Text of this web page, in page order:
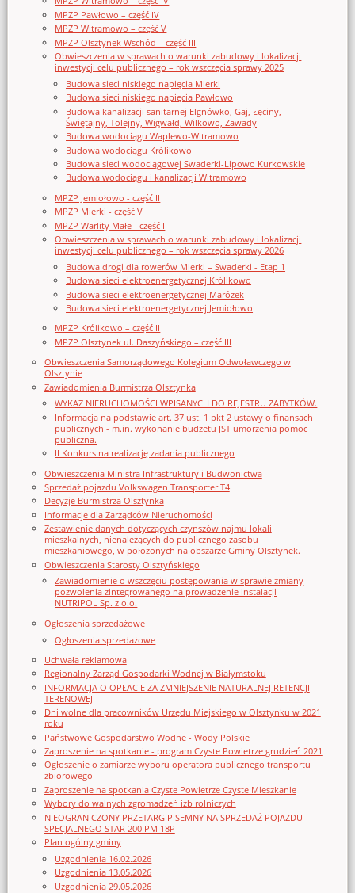
MPZP Pawłowo – część IV
MPZP Witramowo – część V
MPZP Olsztynek Wschód – część III
Obwieszczenia w sprawach o warunki zabudowy i lokalizacji
inwestycji celu publicznego – rok wszczęcia sprawy 2025
Budowa sieci niskiego napięcia Mierki
Budowa sieci niskiego napięcia Pawłowo
Budowa kanalizacji sanitarnej Elgnówko, Gaj, Łęciny,
Świętajny, Tolejny, Wigwałd, Wilkowo, Zawady
Budowa wodociągu Waplewo-Witramowo
Budowa wodociągu Królikowo
Budowa sieci wodociągowej Swaderki-Lipowo Kurkowskie
Budowa wodociągu i kanalizacji Witramowo
MPZP Jemiołowo - część II
MPZP Mierki - część V
MPZP Warlity Małe - część I
Obwieszczenia w sprawach o warunki zabudowy i lokalizacji
inwestycji celu publicznego – rok wszczęcia sprawy 2026
Budowa drogi dla rowerów Mierki – Swaderki - Etap 1
Budowa sieci elektroenergetycznej Królikowo
Budowa sieci elektroenergetycznej Marózek
Budowa sieci elektroenergetycznej Jemiołowo
MPZP Królikowo – część II
MPZP Olsztynek ul. Daszyńskiego – część III
Obwieszczenia Samorządowego Kolegium Odwoławczego w
Olsztynie
Zawiadomienia Burmistrza Olsztynka
WYKAZ NIERUCHOMOŚCI WPISANYCH DO REJESTRU ZABYTKÓW.
Informacja na podstawie art. 37 ust. 1 pkt 2 ustawy o finansach
publicznych - m.in. wykonanie budżetu JST umorzenia pomoc
publiczna.
II Konkurs na realizację zadania publicznego
Obwieszczenia Ministra Infrastruktury i Budwonictwa
Sprzedaż pojazdu Volkswagen Transporter T4
Decyzje Burmistrza Olsztynka
Informacje dla Zarządców Nieruchomości
Zestawienie danych dotyczących czynszów najmu lokali
mieszkalnych, nienależących do publicznego zasobu
mieszkaniowego, w położonych na obszarze Gminy Olsztynek.
Obwieszczenia Starosty Olsztyńskiego
Zawiadomienie o wszczęciu postępowania w sprawie zmiany
pozwolenia zintegrowanego na prowadzenie instalacji
NUTRIPOL Sp. z o.o.
Ogłoszenia sprzedażowe
Ogłoszenia sprzedażowe
Uchwała reklamowa
Regionalny Zarząd Gospodarki Wodnej w Białymstoku
INFORMACJA O OPŁACIE ZA ZMNIEJSZENIE NATURALNEJ RETENCJI
TERENOWEJ
Dni wolne dla pracowników Urzędu Miejskiego w Olsztynku w 2021
roku
Państwowe Gospodarstwo Wodne - Wody Polskie
Zaproszenie na spotkanie - program Czyste Powietrze grudzień 2021
Ogłoszenie o zamiarze wyboru operatora publicznego transportu
zbiorowego
Zaproszenie na spotkania Czyste Powietrze Czyste Mieszkanie
Wybory do walnych zgromadzeń izb rolniczych
NIEOGRANICZONY PRZETARG PISEMNY NA SPRZEDAŻ POJAZDU
SPECJALNEGO STAR 200 PM 18P
Plan ogólny gminy
Uzgodnienia 16.02.2026
Uzgodnienia 13.05.2026
Uzgodnienia 29.05.2026